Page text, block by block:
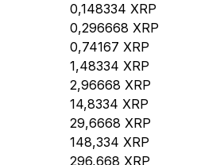
0,148334 XRP
0,296668 XRP
0,74167 XRP
1,48334 XRP
2,96668 XRP
14,8334 XRP
29,6668 XRP
148,334 XRP
296,668 XRP